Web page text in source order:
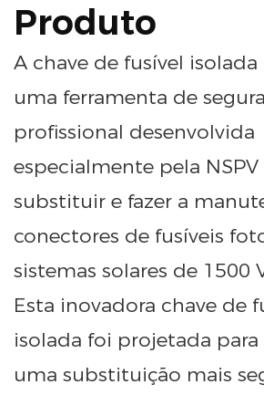
Produto
A chave de fusível isolada
uma ferramenta de
profissional desenvolvida
especialmente pela NSPV
substituir e fazer a
conectores de fusíveis
sistemas solares de 1500
Esta inovadora chave de
isolada foi projetada
uma substituição mais